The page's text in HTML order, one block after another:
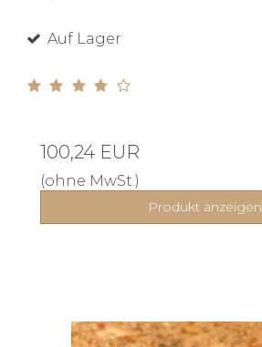
Auf Lager
100,24 EUR
(ohne MwSt.)
Produkt anzeigen